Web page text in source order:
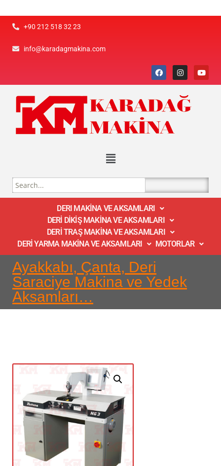
+90 212 518 32 23
info@karadagmakina.com
DERI MAKİNA VE AKSAMLARI
DERİ DİKİŞ MAKİNA VE AKSAMLARI
DERİ TRAŞ MAKİNA VE AKSAMLARI
DERİ YARMA MAKİNA VE AKSAMLARI
MOTORLAR
Ayakkabı, Çanta, Deri
Saraciye Makina ve Yedek
Aksamları…